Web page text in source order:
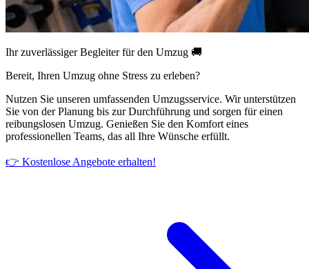
Ihr zuverlässiger Begleiter für den Umzug 🚚
Bereit, Ihren Umzug ohne Stress zu erleben?
Nutzen Sie unseren umfassenden Umzugsservice. Wir unterstützen
Sie von der Planung bis zur Durchführung und sorgen für einen
reibungslosen Umzug. Genießen Sie den Komfort eines
professionellen Teams, das all Ihre Wünsche erfüllt.
👉 Kostenlose Angebote erhalten!